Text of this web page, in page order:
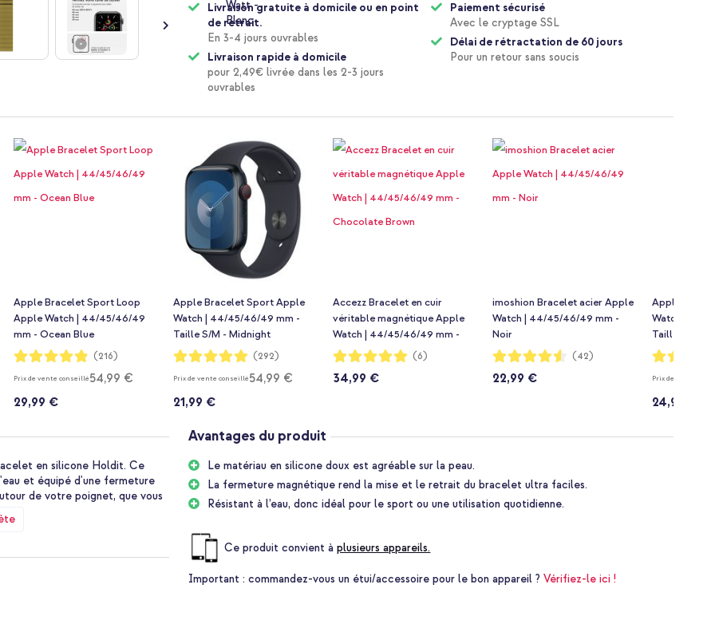
Livraison gratuite à domicile ou en point
de retrait.
En 3-4 jours ouvrables
Livraison rapide à domicile
pour 2,49€ livrée dans les 2-3 jours
ouvrables
Paiement sécurisé
Avec le cryptage SSL
Délai de rétractation de 60 jours
Pour un retour sans soucis
Apple Bracelet Sport Loop
Apple Watch | 44/45/46/49
mm - Ocean Blue
Notation:
97%
(216)
Prix de vente conseillé54,99 €
29,99 €
Apple Bracelet Sport Apple
Watch | 44/45/46/49 mm -
Taille S/M - Midnight
Notation:
99%
(292)
Prix de vente conseillé54,99 €
21,99 €
Accezz Bracelet en cuir
véritable magnétique Apple
Watch | 44/45/46/49 mm -
Chocolate Brown
Notation:
100%
(6)
34,99 €
imoshion Bracelet acier Apple
Watch | 44/45/46/49 mm -
Noir
Notation:
91%
(42)
22,99 €
Apple
Watch | 44/
Taille M/L -
Notation:
99%
Prix de vente
24,99 €
en silicone Holdit. Ce
et équipé d'une fermeture
de votre poignet, que vous
Avantages du produit
Le matériau en silicone doux est agréable sur la peau.
La fermeture magnétique rend la mise et le retrait du bracelet ultra faciles.
Résistant à l’eau, donc idéal pour le sport ou une utilisation quotidienne.
Ce produit convient àplusieurs appareils.
Important : commandez-vous un étui/accessoire pour le bon appareil ?Vérifiez-le ici !